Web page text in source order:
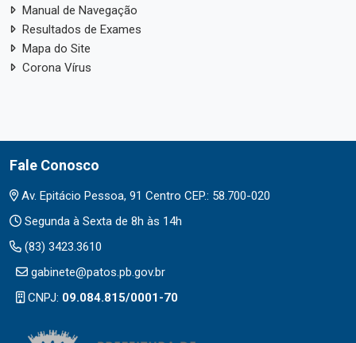
Manual de Navegação
Resultados de Exames
Mapa do Site
Corona Vírus
Fale Conosco
Av. Epitácio Pessoa, 91 Centro CEP.: 58.700-020
Segunda à Sexta de 8h às 14h
(83) 3423.3610
gabinete@patos.pb.gov.br
CNPJ: 09.084.815/0001-70